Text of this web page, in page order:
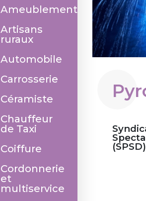
Ameublement
Artisans
ruraux
Automobile
Carrosserie
Céramiste
Chauffeur
de Taxi
Coiffure
Cordonnerie
et
multiservice
(SPSD)